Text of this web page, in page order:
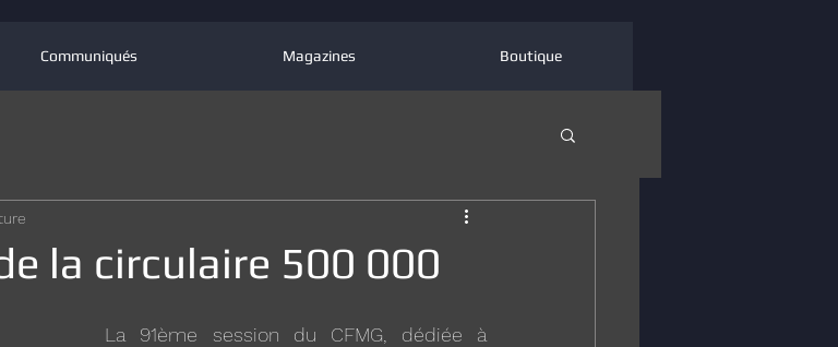
Communiqués Magazines Boutique
la circulaire 500 000
La 91ème session du CFMG, dédiée à